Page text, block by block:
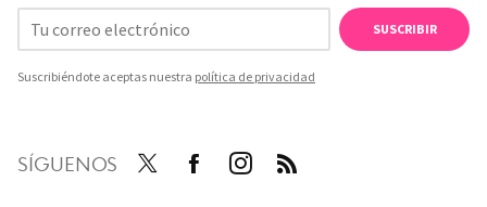
SUSCRIBIR
Suscribiéndote aceptas nuestra política de privacidad
SÍGUENOS